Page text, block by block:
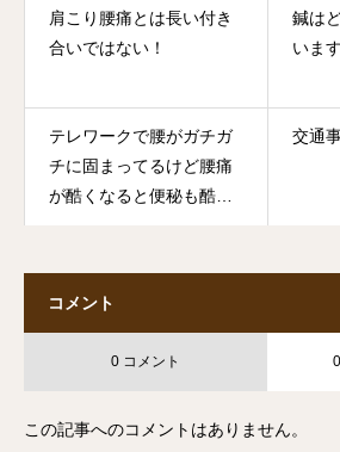
肩こり腰痛とは長い付き
合いではない！
鍼は
いま
テレワークで腰がガチガ
チに固まってるけど腰痛
が酷くなると便秘も酷く
交通
コメント
0 コメント
この記事へのコメントはありません。